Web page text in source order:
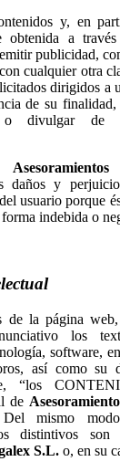
y, en
obtenida a
publicidad,
cualquier otra
dirigidos a
de su
o divulgar de
daños y
usuario porque
indebida o
de la página
los
software,
así como su
“los
de
mismo
distintivos son
o, en su